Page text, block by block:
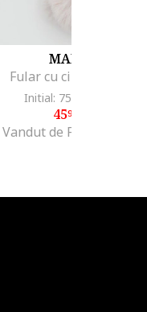
MANGO
Fular cu ciucuri, Crem
Initial: 75
4599
Vandut de Fashion Days